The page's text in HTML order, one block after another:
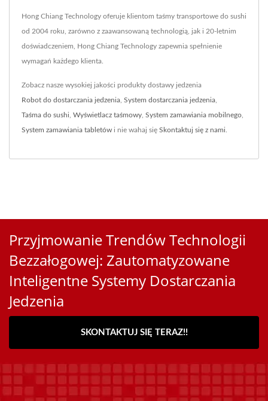
Hong Chiang Technology oferuje klientom taśmy transportowe do sushi
od 2004 roku, zarówno z zaawansowaną technologią, jak i 20-letnim
doświadczeniem, Hong Chiang Technology zapewnia spełnienie
wymagań każdego klienta.
Zobacz nasze wysokiej jakości produkty dostawy jedzenia
Robot do dostarczania jedzenia, System dostarczania jedzenia,
Taśma do sushi, Wyświetlacz taśmowy, System zamawiania mobilnego,
System zamawiania tabletów i nie wahaj się Skontaktuj się z nami.
Przyjmowanie Trendów Technologii
Bezzałogowej: Zautomatyzowane
Inteligentne Systemy Dostarczania
Jedzenia
SKONTAKTUJ SIĘ TERAZ!!